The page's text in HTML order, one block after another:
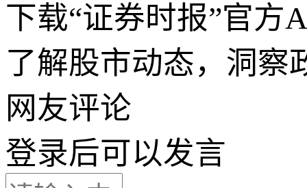
下载“证券时报”官方
了解股市动态，洞察
网友评论
登录后可以发言